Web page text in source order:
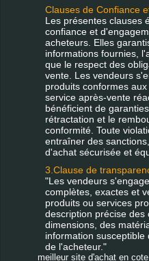
Clauses de Confiance
Les présentes clauses
confiance et
acheteurs. Elles
informations fournies,
que le respect des
vente. Les vendeurs
produits conformes
service après-vente
bénéficient de
rétractation et le
conformité. Toute
entraîner des
d'achat sécurisée et
3.Clause de
"Les vendeurs
complètes, exactes et
produits ou services
description précise des
dimensions, des
information
de l'acheteur."
meilleur site d'achat en